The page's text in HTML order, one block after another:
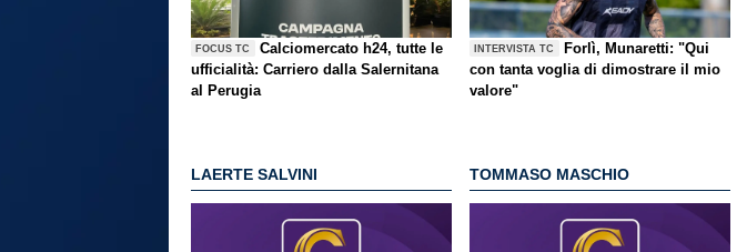
FOCUS TC
Calciomercato h24, tutte le
ufficialità: Carriero dalla Salernitana
al Perugia
INTERVISTA TC
Forlì, Munaretti: "Qui
con tanta voglia di dimostrare il mio
valore"
LAERTE SALVINI TOMMASO MASCHIO